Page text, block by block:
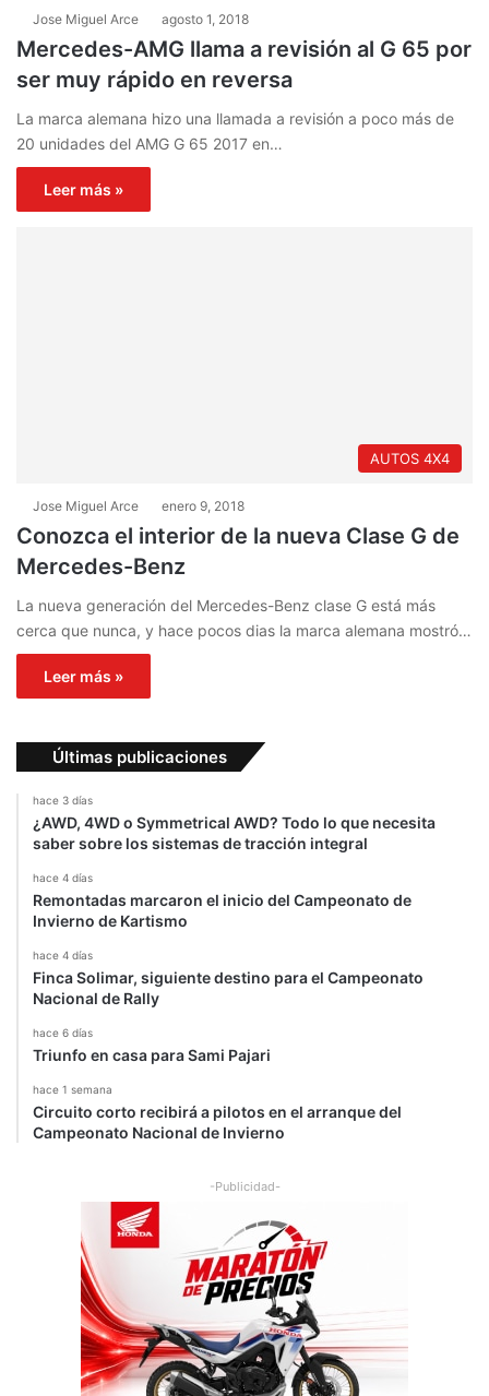
Jose Miguel Arce agosto 1, 2018
Mercedes-AMG llama a revisión al G 65 por
ser muy rápido en reversa
La marca alemana hizo una llamada a revisión a poco más de
20 unidades del AMG G 65 2017 en…
Leer más »
AUTOS 4X4
Jose Miguel Arce enero 9, 2018
Conozca el interior de la nueva Clase G de
Mercedes-Benz
La nueva generación del Mercedes-Benz clase G está más
cerca que nunca, y hace pocos dias la marca alemana mostró…
Leer más »
Últimas publicaciones
hace 3 días
¿AWD, 4WD o Symmetrical AWD? Todo lo que necesita
saber sobre los sistemas de tracción integral
hace 4 días
Remontadas marcaron el inicio del Campeonato de
Invierno de Kartismo
hace 4 días
Finca Solimar, siguiente destino para el Campeonato
Nacional de Rally
hace 6 días
Triunfo en casa para Sami Pajari
hace 1 semana
Circuito corto recibirá a pilotos en el arranque del
Campeonato Nacional de Invierno
-Publicidad-